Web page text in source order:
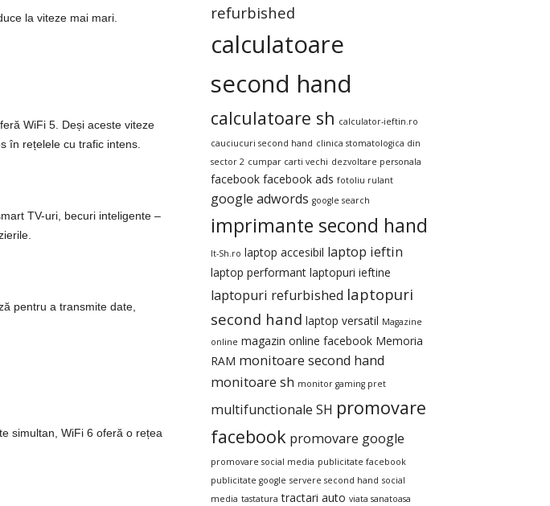
la viteze mai mari.
WiFi 5. Deși aceste viteze
în rețelele cu trafic intens.
TV-uri, becuri inteligente –
pentru a transmite date,
simultan, WiFi 6 oferă o rețea
refurbished
calculatoare
second hand
calculatoare sh calculator-ieftin.ro
cauciucuri second hand clinica stomatologica din
sector 2 cumpar carti vechi dezvoltare personala
facebook facebook ads fotoliu rulant
google adwords google search
imprimante second hand
It-Sh.ro laptop accesibil laptop ieftin
laptop performant laptopuri ieftine
laptopuri refurbished laptopuri
second hand laptop versatil Magazine
online magazin online facebook Memoria
RAM monitoare second hand
monitoare sh monitor gaming pret
multifunctionale SH promovare
facebook promovare google
promovare social media publicitate facebook
publicitate google servere second hand social
media tastatura tractari auto viata sanatoasa